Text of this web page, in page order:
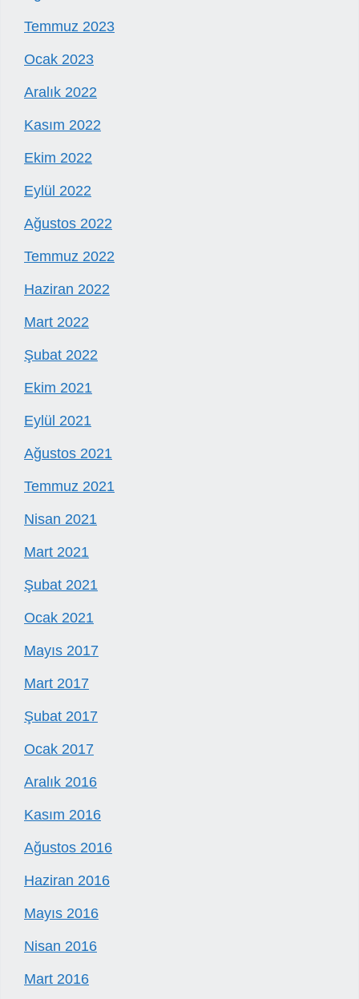
Temmuz 2023
Ocak 2023
Aralık 2022
Kasım 2022
Ekim 2022
Eylül 2022
Ağustos 2022
Temmuz 2022
Haziran 2022
Mart 2022
Şubat 2022
Ekim 2021
Eylül 2021
Ağustos 2021
Temmuz 2021
Nisan 2021
Mart 2021
Şubat 2021
Ocak 2021
Mayıs 2017
Mart 2017
Şubat 2017
Ocak 2017
Aralık 2016
Kasım 2016
Ağustos 2016
Haziran 2016
Mayıs 2016
Nisan 2016
Mart 2016